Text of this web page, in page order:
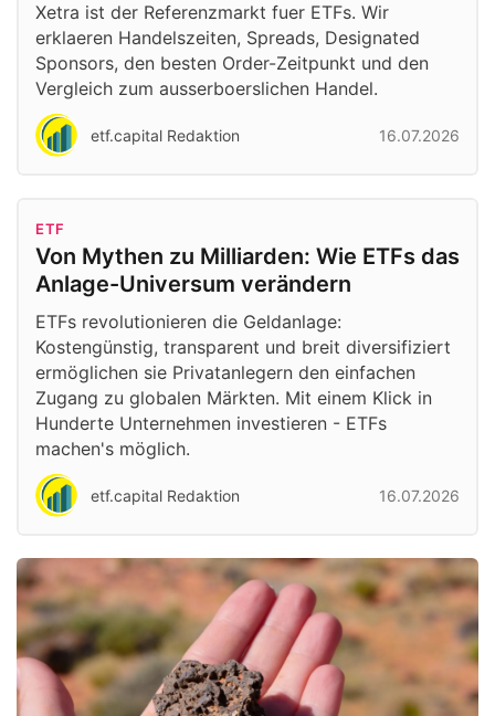
Xetra ist der Referenzmarkt fuer ETFs. Wir
erklaeren Handelszeiten, Spreads, Designated
Sponsors, den besten Order-Zeitpunkt und den
Vergleich zum ausserboerslichen Handel.
etf.capital Redaktion 16.07.2026
ETF
Von Mythen zu Milliarden: Wie ETFs das
Anlage-Universum verändern
ETFs revolutionieren die Geldanlage:
Kostengünstig, transparent und breit diversifiziert
ermöglichen sie Privatanlegern den einfachen
Zugang zu globalen Märkten. Mit einem Klick in
Hunderte Unternehmen investieren - ETFs
machen's möglich.
etf.capital Redaktion 16.07.2026